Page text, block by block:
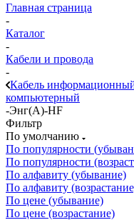
Главная страница
-
Каталог
-
Кабели и провода
-
Кабель
компьютерный
-Энг(А)-HF
Фильтр
По умолчанию
По популярности
По популярности
По алфавиту (убывание)
По алфавиту
По цене (убывание)
По цене (возрастание)